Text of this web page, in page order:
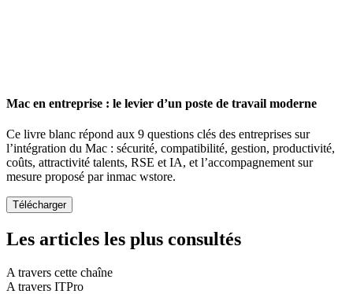
Mac en entreprise : le levier d’un poste de travail moderne
Ce livre blanc répond aux 9 questions clés des entreprises sur
l’intégration du Mac : sécurité, compatibilité, gestion, productivité,
coûts, attractivité talents, RSE et IA, et l’accompagnement sur
mesure proposé par inmac wstore.
Les articles les plus consultés
A travers cette chaîne
A travers ITPro